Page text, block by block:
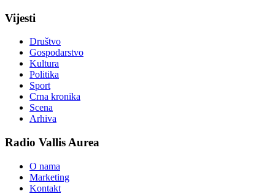
Vijesti
Društvo
Gospodarstvo
Kultura
Politika
Sport
Crna kronika
Scena
Arhiva
Radio Vallis Aurea
O nama
Marketing
Kontakt